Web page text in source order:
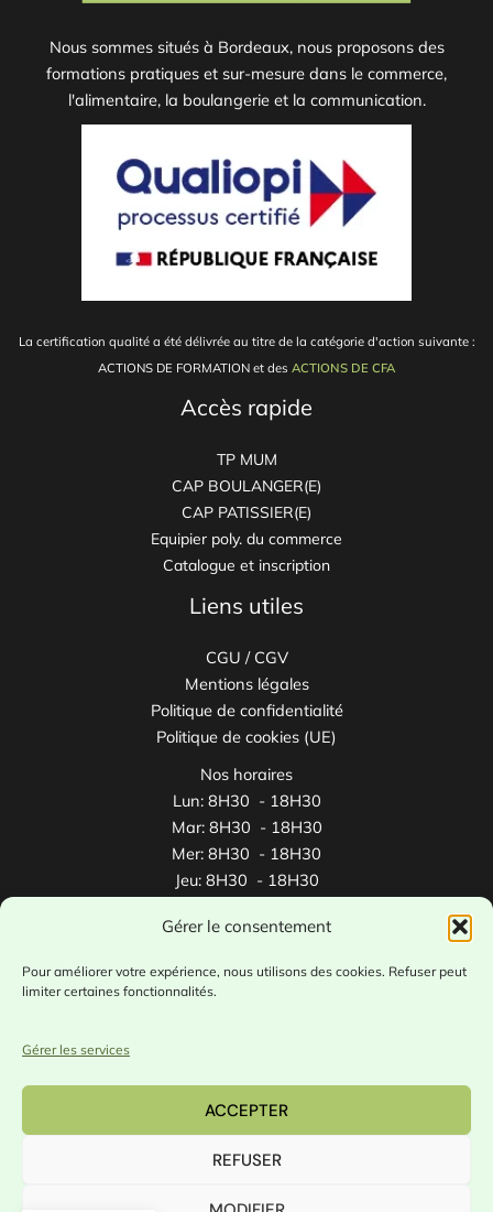
Gérer le consentement
Pour améliorer votre expérience, nous utilisons des cookies. Refuser peut
limiter certaines fonctionnalités.
Gérer les services
ACCEPTER
REFUSER
Nous sommes situés à Bordeaux, nous proposons des
formations pratiques et sur-mesure dans le commerce,
l'alimentaire, la boulangerie et la communication.
La certification qualité a été délivrée au titre de la catégorie d'action suivante :
ACTIONS DE FORMATION et des ACTIONS DE CFA
Accès rapide
TP MUM
CAP BOULANGER(E)
CAP PATISSIER(E)
Equipier poly. du commerce
Catalogue et inscription
Liens utiles
CGU / CGV
Mentions légales
Politique de confidentialité
Politique de cookies (UE)
Nos horaires
Lun: 8H30 - 18H30
Mar: 8H30 - 18H30
Mer: 8H30 - 18H30
Jeu: 8H30 - 18H30
Sam: 8H30 - 12H30
Copyright © 2026Formadéval -
Organisme enregistré au n° 75 33 16679 33 auprès de